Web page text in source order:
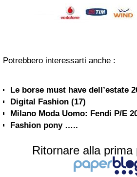
Potrebbero interessarti anche :
Le borse must have dell’estate
Digital Fashion (17)
Milano Moda Uomo: Fendi P/E
Fashion pony …..
Ritornare alla prima